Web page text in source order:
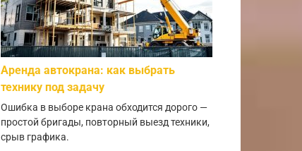
Аренда автокрана: как выбрать
технику под задачу
Ошибка в выборе крана обходится дорого —
простой бригады, повторный выезд техники,
срыв графика.